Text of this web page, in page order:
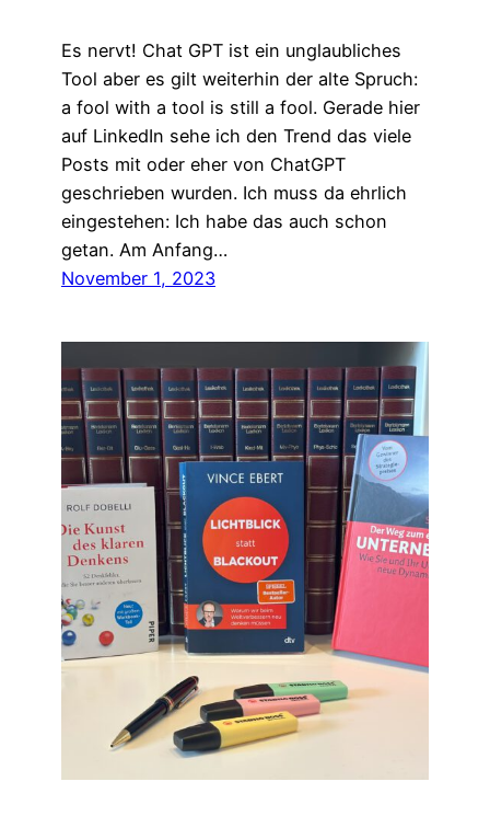
Es nervt! Chat GPT ist ein unglaubliches
Tool aber es gilt weiterhin der alte Spruch:
a fool with a tool is still a fool. Gerade hier
auf LinkedIn sehe ich den Trend das viele
Posts mit oder eher von ChatGPT
geschrieben wurden. Ich muss da ehrlich
eingestehen: Ich habe das auch schon
getan. Am Anfang…
November 1, 2023